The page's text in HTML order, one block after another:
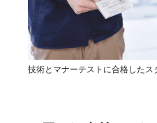
技術とマナーテストに合格したス